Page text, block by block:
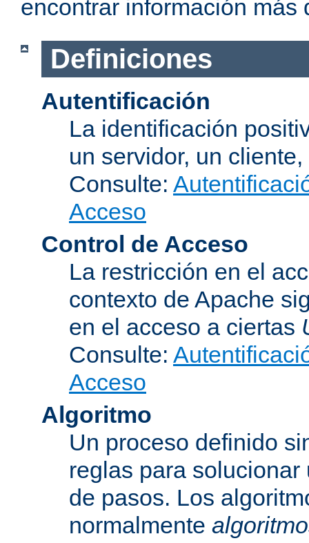
encontrar información más
Definiciones
Autentificación
La identificación
un servidor, un
Consulte:
Acceso
Control de Acceso
La restricción en el
contexto de Apache
en el acceso a ciertas
Consulte:
Acceso
Algoritmo
Un proceso definido
reglas para
de pasos. Los
normalmente